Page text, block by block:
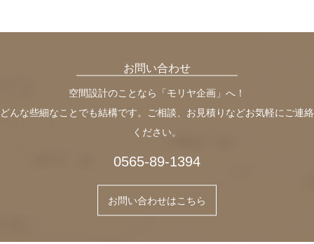
お問い合わせ
空間設計のことなら「モリヤ企画」へ！
どんな些細なことでも結構です。ご相談、お見積りなどお気軽にご連絡
ください。
0565-89-1394
お問い合わせはこちら